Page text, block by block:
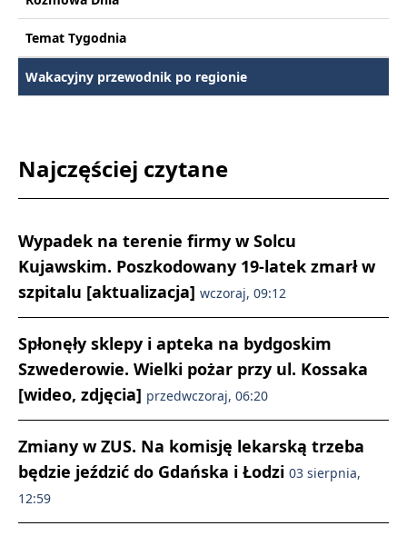
Temat Tygodnia
Wakacyjny przewodnik po regionie
Najczęściej czytane
Wypadek na terenie firmy w Solcu
Kujawskim. Poszkodowany 19-latek zmarł w
szpitalu [aktualizacja] wczoraj, 09:12
Spłonęły sklepy i apteka na bydgoskim
Szwederowie. Wielki pożar przy ul. Kossaka
[wideo, zdjęcia] przedwczoraj, 06:20
Zmiany w ZUS. Na komisję lekarską trzeba
będzie jeździć do Gdańska i Łodzi 03 sierpnia,
12:59